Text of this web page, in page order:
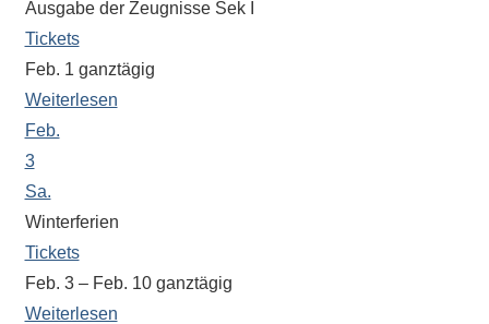
Sportwettkampf,
Musik-
oder
Theaterveranstaltung,
Exkursion
oder
Reise
–
unsere
Schülerinnen
und
Ausgabe der Zeugnisse Sek I
Tickets
Feb. 1 ganztägig
Weiterlesen
Feb.
3
Sa.
Winterferien
Tickets
Feb. 3 – Feb. 10 ganztägig
Weiterlesen